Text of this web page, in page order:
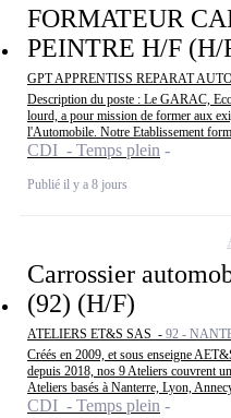
FORMATEUR
PEINTRE H/F (H/
GPT APPRENTISS REPARAT
Description du poste : Le GARAC,
lourd, a pour mission de former aux
l'Automobile. Notre Etablissement
CDI - Temps plein
Publié il y a 8 jours
Carrossier
(92) (H/F)
ATELIERS ET&S SAS - 92 -
Créés en 2009, et sous enseigne
depuis 2018, nos 9 Ateliers couvrent
Ateliers basés à Nanterre, Lyon,
CDI - Temps plein